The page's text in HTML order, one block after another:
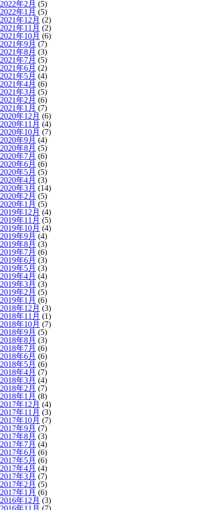
2022年2月 (5)
2022年1月 (5)
2021年12月 (2)
2021年11月 (2)
2021年10月 (6)
2021年9月 (7)
2021年8月 (3)
2021年7月 (5)
2021年6月 (2)
2021年5月 (4)
2021年4月 (6)
2021年3月 (5)
2021年2月 (6)
2021年1月 (7)
2020年12月 (6)
2020年11月 (4)
2020年10月 (7)
2020年9月 (4)
2020年8月 (5)
2020年7月 (6)
2020年6月 (6)
2020年5月 (5)
2020年4月 (3)
2020年3月 (14)
2020年2月 (5)
2020年1月 (5)
2019年12月 (4)
2019年11月 (5)
2019年10月 (4)
2019年9月 (4)
2019年8月 (3)
2019年7月 (6)
2019年6月 (3)
2019年5月 (3)
2019年4月 (4)
2019年3月 (3)
2019年2月 (5)
2019年1月 (6)
2018年12月 (3)
2018年11月 (1)
2018年10月 (7)
2018年9月 (5)
2018年8月 (3)
2018年7月 (6)
2018年6月 (6)
2018年5月 (6)
2018年4月 (7)
2018年3月 (4)
2018年2月 (7)
2018年1月 (8)
2017年12月 (4)
2017年11月 (3)
2017年10月 (7)
2017年9月 (7)
2017年8月 (3)
2017年7月 (4)
2017年6月 (6)
2017年5月 (6)
2017年4月 (4)
2017年3月 (7)
2017年2月 (5)
2017年1月 (6)
2016年12月 (3)
2016年11月 (7)